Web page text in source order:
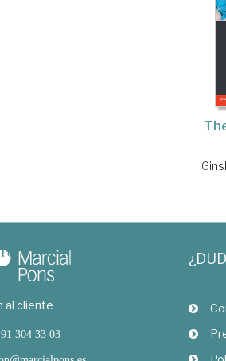
al cliente
304 33 03